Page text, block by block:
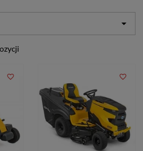

favorite_border favorite_border